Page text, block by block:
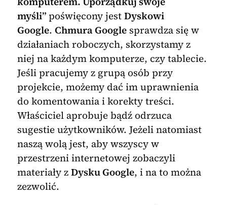
myśli”poświęcony jestDyskowi
Google. Chmura Googlesprawdza się w
działaniach roboczych, skorzystamy z
niej na każdym komputerze, czy tablecie.
Jeśli pracujemy z grupą osób przy
projekcie, możemy dać im uprawnienia
do komentowania i korekty treści.
Właściciel aprobuje bądź odrzuca
sugestie użytkowników. Jeżeli natomiast
naszą wolą jest, aby wszyscy w
przestrzeni internetowej zobaczyli
materiały zDysku Google, i na to można
zezwolić.